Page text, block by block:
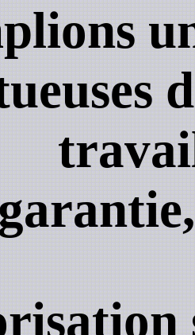
garantie,